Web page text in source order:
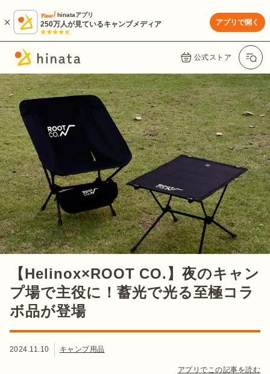
hinataアプリ
250万人が見ているキャンプメディア アプリで開く
公式ストア
【Helinox×ROOT CO.】夜のキャン
プ場で主役に！蓄光で光る至極コラ
ボ品が登場
2024.11.10 キャンプ用品
アプリでこの記事を読む